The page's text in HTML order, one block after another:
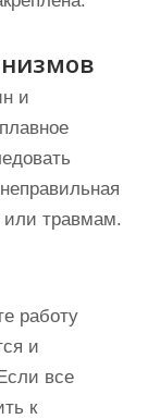
и
или травмам.
работу
и
все
к